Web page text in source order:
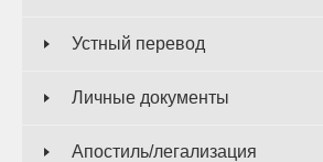
Устный перевод
Личные документы
Апостиль/легализация